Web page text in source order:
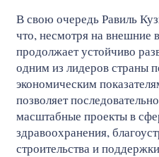
В свою очередь Равиль
что, несмотря на внешние
продолжает устойчиво
одним из лидеров страны
экономическим
позволяет
масштабные проекты в
здравоохранения,
строительства и